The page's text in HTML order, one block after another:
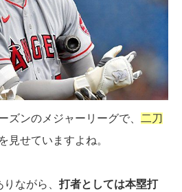
ズンのメジャーリーグで、
二刀
見せていますよね。
りながら、 打者としては本塁打